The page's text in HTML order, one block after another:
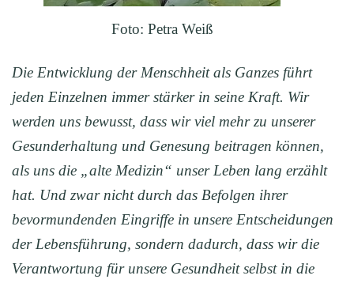
Foto: Petra Weiß
Die Entwicklung der Menschheit als Ganzes führt
jeden Einzelnen immerstärker in seine Kraft. Wir
werden uns bewusst, dass wir viel mehr zu unserer
Gesunderhaltung und Genesung beitragen können,
als uns die „alte Medizin“ unser Leben lang erzählt
hat. Und zwar nicht durch das Befolgen ihrer
bevormundenden Eingriffe in unsere Entscheidungen
der Lebensführung, sondern dadurch, dass wir die
Verantwortung für unsere Gesundheit selbst in die